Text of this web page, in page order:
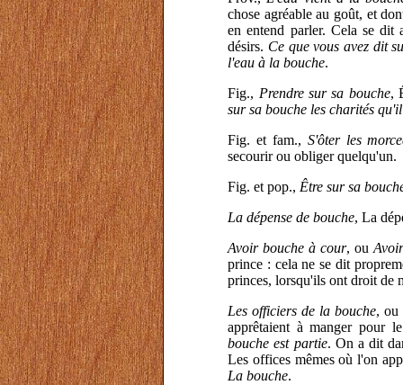
chose agréable au goût, et
en entend parler. Cela se
désirs. Ce que vous avez dit
l'eau à la bouche.
Fig., Prendre sur sa bouche,
sur sa bouche les charités
Fig. et fam., S'ôter les
secourir ou obliger quelqu'un.
Fig. et pop., Être sur sa
La dépense de bouche, La
Avoir bouche à cour, ou
prince : cela ne se dit
princes, lorsqu'ils ont droit de
Les officiers de la bouche, ou
apprêtaient à manger pour
bouche est partie. On a dit
Les offices mêmes où l'on
La bouche.